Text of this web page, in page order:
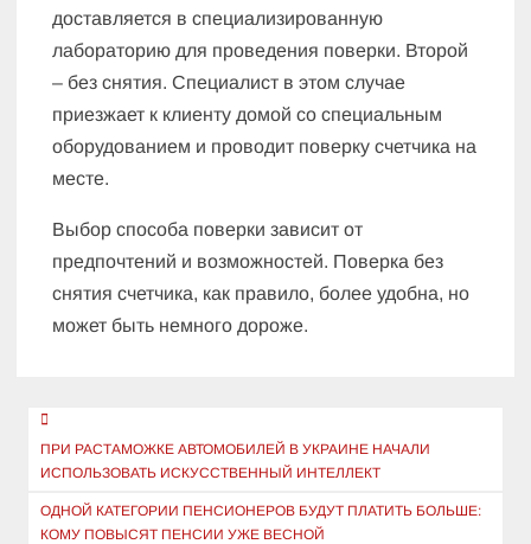
доставляется в специализированную
лабораторию для проведения поверки. Второй
– без снятия. Специалист в этом случае
приезжает к клиенту домой со специальным
оборудованием и проводит поверку счетчика на
месте.
Выбор способа поверки зависит от
предпочтений и возможностей. Поверка без
снятия счетчика, как правило, более удобна, но
может быть немного дороже.
Навигация
по
записям
ПРИ РАСТАМОЖКЕ АВТОМОБИЛЕЙ В УКРАИНЕ НАЧАЛИ
ИСПОЛЬЗОВАТЬ ИСКУССТВЕННЫЙ ИНТЕЛЛЕКТ
ОДНОЙ КАТЕГОРИИ ПЕНСИОНЕРОВ БУДУТ ПЛАТИТЬ БОЛЬШЕ:
КОМУ ПОВЫСЯТ ПЕНСИИ УЖЕ ВЕСНОЙ